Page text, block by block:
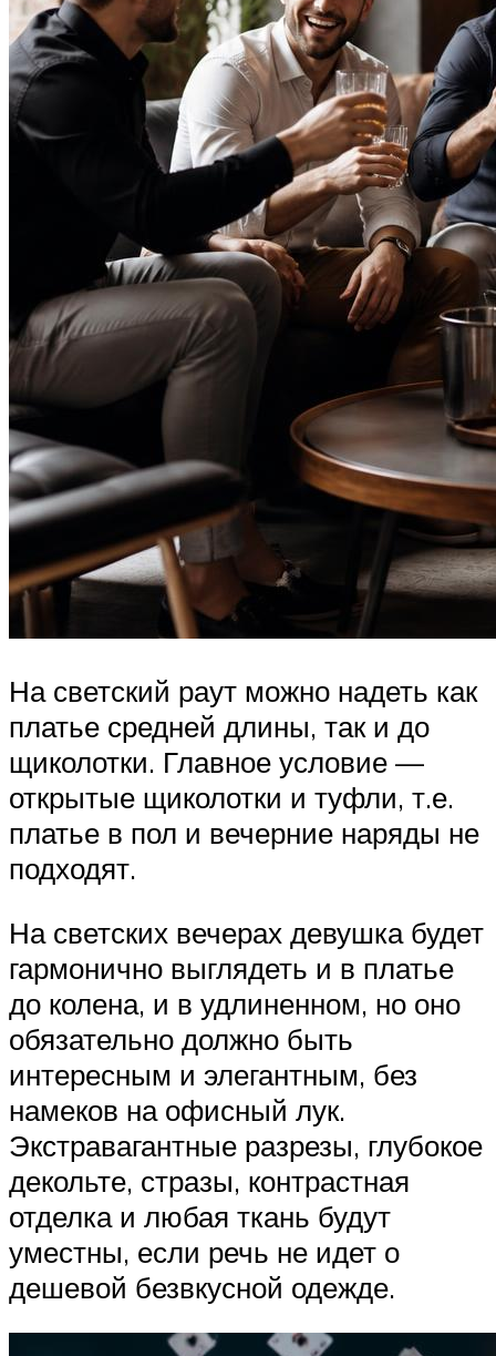
На светский раут можно надеть как
платье средней длины, так и до
щиколотки. Главное условие —
открытые щиколотки и туфли, т.е.
платье в пол и вечерние наряды не
подходят.
На светских вечерах девушка будет
гармонично выглядеть и в платье
до колена, и в удлиненном, но оно
обязательно должно быть
интересным и элегантным, без
намеков на офисный лук.
Экстравагантные разрезы, глубокое
декольте, стразы, контрастная
отделка и любая ткань будут
уместны, если речь не идет о
дешевой безвкусной одежде.